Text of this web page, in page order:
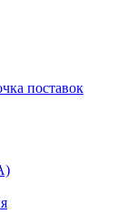
поставок